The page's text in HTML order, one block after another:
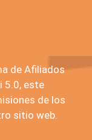
de Afiliados
5.0, este
de los
sitio web.